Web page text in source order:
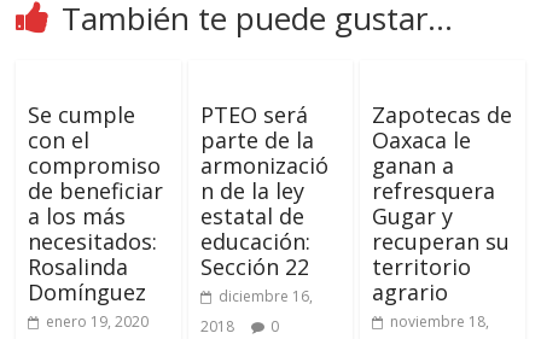
También te puede gustar...
Se cumple
con el
compromiso
de beneficiar
a los más
necesitados:
Rosalinda
Domínguez
enero 19, 2020
PTEO será
parte de la
armonizació
n de la ley
estatal de
educación:
Sección 22
diciembre 16,
2018
0
Zapotecas de
Oaxaca le
ganan a
refresquera
Gugar y
recuperan su
territorio
agrario
noviembre 18,